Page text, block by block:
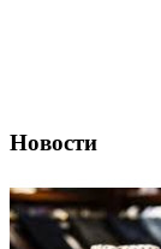
Новости